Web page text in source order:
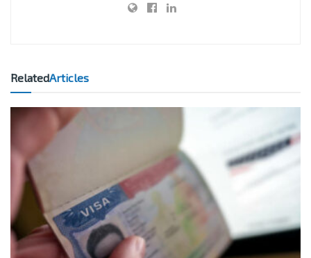
RelatedArticles